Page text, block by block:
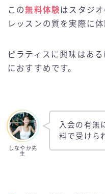
この無料体験はスタジ
レッスンの質を実際に
ピラティスに興味はあ
におすすめです。
しなやか先
生
入会の有無
料で受けら